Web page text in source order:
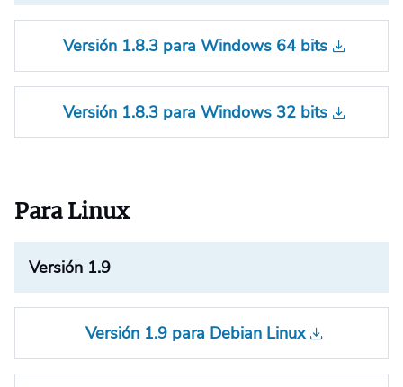
Versión 1.8.3 para Windows 64 bits
Versión 1.8.3 para Windows 32 bits
Para Linux
Versión 1.9
Versión 1.9 para Debian Linux